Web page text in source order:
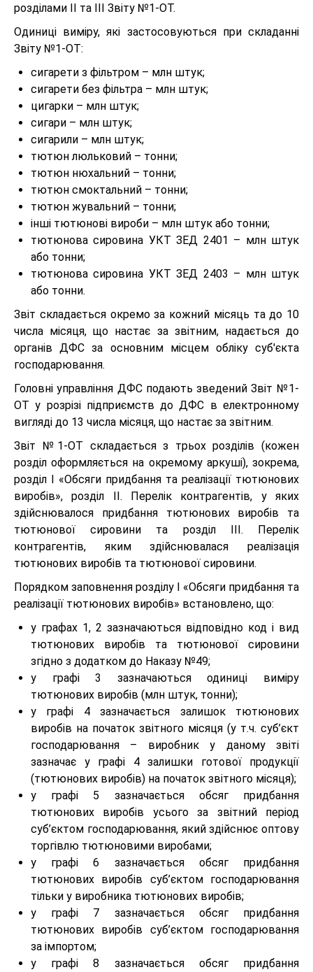
розділами II та III Звіту №1-ОТ.
Одиниці виміру, які застосовуються при складанні
Звіту №1-ОТ:
сигарети з фільтром – млн штук;
сигарети без фільтра – млн штук;
цигарки – млн штук;
сигари – млн штук;
сигарили – млн штук;
тютюн люльковий – тонни;
тютюн нюхальний – тонни;
тютюн смоктальний – тонни;
тютюн жувальний – тонни;
інші тютюнові вироби – млн штук або тонни;
тютюнова сировина УКТ ЗЕД 2401 – млн штук
або тонни;
тютюнова сировина УКТ ЗЕД 2403 – млн штук
або тонни.
Звіт складається окремо за кожний місяць та до 10
числа місяця, що настає за звітним, надається до
органів ДФС за основним місцем обліку суб'єкта
господарювання.
Головні управління ДФС подають зведений Звіт №1-
ОТ у розрізі підприємств до ДФС в електронному
вигляді до 13 числа місяця, що настає за звітним.
Звіт №1-ОТ складається з трьох розділів (кожен
розділ оформляється на окремому аркуші), зокрема,
розділ І «Обсяги придбання та реалізації тютюнових
виробів», розділ II. Перелік контрагентів, у яких
здійснювалося придбання тютюнових виробів та
тютюнової сировини та розділ III. Перелік
контрагентів, яким здійснювалася реалізація
тютюнових виробів та тютюнової сировини.
Порядком заповнення розділу І «Обсяги придбання та
реалізації тютюнових виробів» встановлено, що:
у графах 1, 2 зазначаються відповідно код і вид
тютюнових виробів та тютюнової сировини
згідно з додатком до Наказу №49;
у графі 3 зазначаються одиниці виміру
тютюнових виробів (млн штук, тонни);
у графі 4 зазначається залишок тютюнових
виробів на початок звітного місяця (у т.ч. суб’єкт
господарювання – виробник у даному звіті
зазначає у графі 4 залишки готової продукції
(тютюнових виробів) на початок звітного місяця);
у графі 5 зазначається обсяг придбання
тютюнових виробів усього за звітний період
суб’єктом господарювання, який здійснює оптову
торгівлю тютюновими виробами;
у графі 6 зазначається обсяг придбання
тютюнових виробів суб’єктом господарювання
тільки у виробника тютюнових виробів;
у графі 7 зазначається обсяг придбання
тютюнових виробів суб’єктом господарювання
за імпортом;
у графі 8 зазначається обсяг придбання